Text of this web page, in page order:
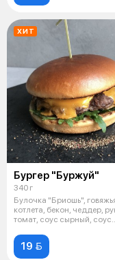
ХИТ
Бургер "Буржуй"
340 г
Булочка "Бриошь",
котлета, бекон, чеддер,
томат, соус сырный, соус
19 